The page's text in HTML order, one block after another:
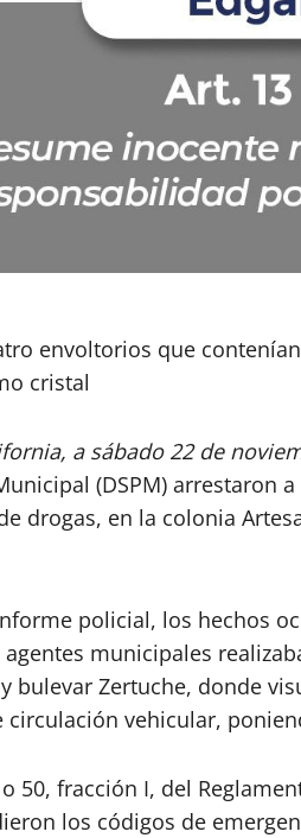
envoltorios que
cristal
a sábado 22 de
(DSPM) arrestaron
drogas, en la colonia
policial, los hechos
municipales
bulevar Zertuche, donde
circulación vehicular,
50, fracción I, del
los códigos de